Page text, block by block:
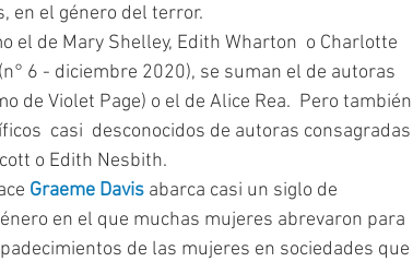
en el género del terror.
6 - diciembre 2020), se suman el de autoras
de Violet Page) o el de Alice Rea.  Pero también
casi  desconocidos de autoras consagradas
o Edith Nesbith.
Graeme Davis abarca casi un siglo de
en el que muchas mujeres abrevaron para
de las mujeres en sociedades que